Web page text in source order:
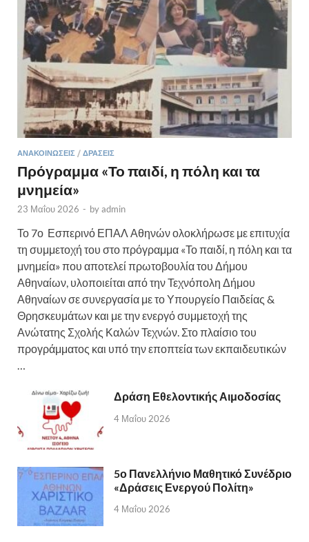
ΑΝΑΚΟΙΝΏΣΕΙΣ / ΔΡΆΣΕΙΣ
Πρόγραμμα «Το παιδί, η πόλη και τα
μνημεία»
23 Μαΐου 2026 - byadmin
Το 7ο Εσπερινό ΕΠΑΛ Αθηνών ολοκλήρωσε με επιτυχία
τη συμμετοχή του στο πρόγραμμα «Το παιδί, η πόλη και τα
μνημεία» που αποτελεί πρωτοβουλία του Δήμου
Αθηναίων, υλοποιείται από την Τεχνόπολη Δήμου
Αθηναίων σε συνεργασία με το Υπουργείο Παιδείας &
Θρησκευμάτων και με την ενεργό συμμετοχή της
Ανώτατης Σχολής Καλών Τεχνών. Στο πλαίσιο του
προγράμματος και υπό την εποπτεία των εκπαιδευτικών
…
Δράση Εθελοντικής Αιμοδοσίας
4 Μαΐου 2026
5ο Πανελλήνιο Μαθητικό Συνέδριο
«Δράσεις Ενεργού Πολίτη»
4 Μαΐου 2026